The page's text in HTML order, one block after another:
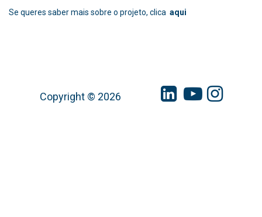
das infraestruturas de Edge Computing. Estamos na segunda